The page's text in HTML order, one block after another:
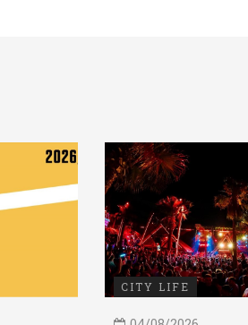
CITY LIFE